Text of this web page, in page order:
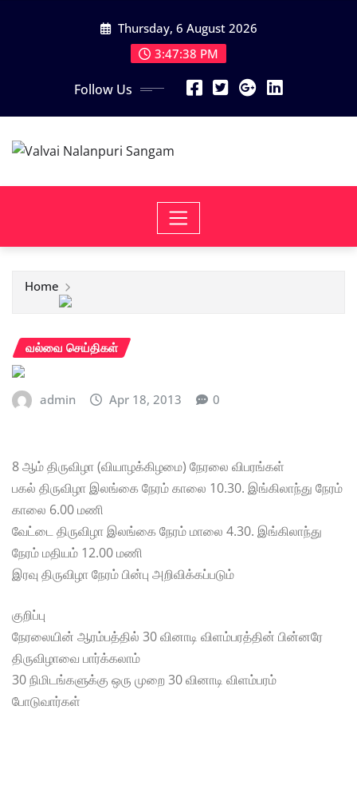
Thursday, 6 August 2026
3:47:39 PM
Follow Us
Home
வல்வை செய்திகள்
admin Apr 18, 2013 0
8 ஆம் திருவிழா (வியாழக்கிழமை) நேரலை விபரங்கள்
பகல் திருவிழா இலங்கை நேரம் காலை 10.30. இங்கிலாந்து நேரம்
காலை 6.00 மணி
வேட்டை திருவிழா இலங்கை நேரம் மாலை 4.30. இங்கிலாந்து
நேரம் மதியம் 12.00 மணி
இரவு திருவிழா நேரம் பின்பு அறிவிக்கப்படும்
குறிப்பு
நேரலையின் ஆரம்பத்தில் 30 வினாடி விளம்பரத்தின் பின்னரே
திருவிழாவை பார்க்கலாம்
30 நிமிடங்களுக்கு ஒரு முறை 30 வினாடி விளம்பரம்
போடுவார்கள்